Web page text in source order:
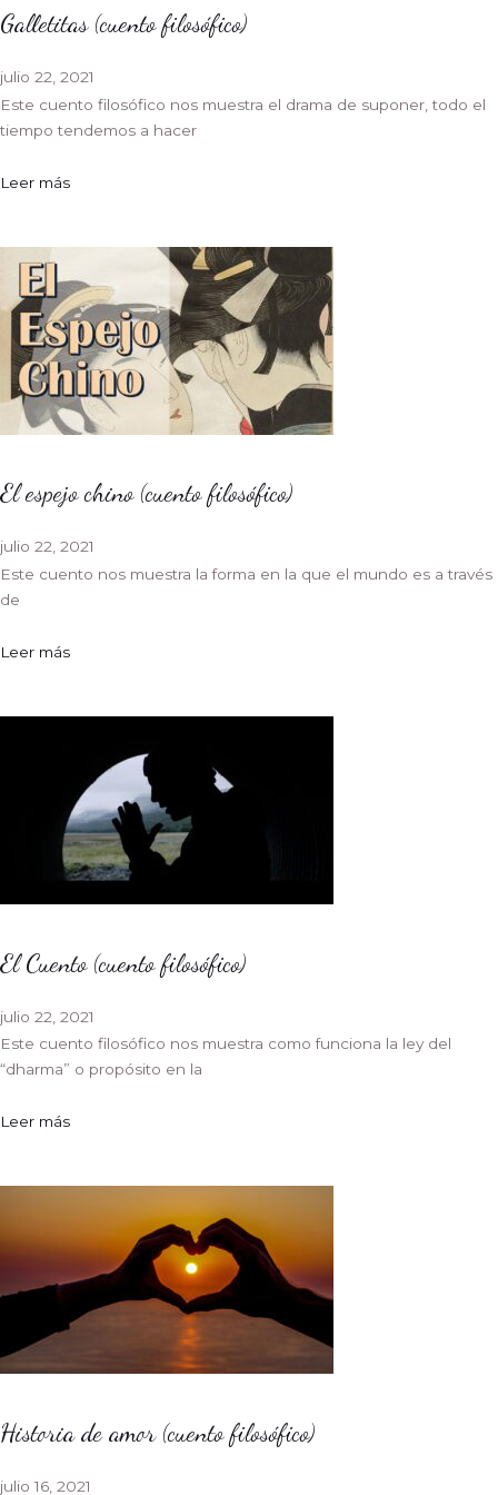
Galletitas (cuento filosófico)
julio 22, 2021
Este cuento filosófico nos muestra el drama de suponer, todo el
tiempo tendemos a hacer
Leer más
El espejo chino (cuento filosófico)
julio 22, 2021
Este cuento nos muestra la forma en la que el mundo es a través
de
Leer más
El Cuento (cuento filosófico)
julio 22, 2021
Este cuento filosófico nos muestra como funciona la ley del
“dharma” o propósito en la
Leer más
Historia de amor (cuento filosófico)
julio 16, 2021